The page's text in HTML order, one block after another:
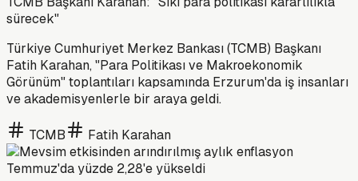
sürecek"
Türkiye Cumhuriyet Merkez Bankası (TCMB) Başkanı
Fatih Karahan, "Para Politikası ve Makroekonomik
Görünüm" toplantıları kapsamında Erzurum'da iş insanları
ve akademisyenlerle bir araya geldi.
TCMB Fatih Karahan